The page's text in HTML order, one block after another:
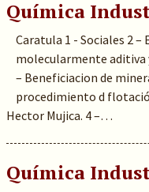
Química
Caratula 1 - Sociales 2 –
molecularmente aditiva
– Beneficiacion de
procedimiento d
Hector Mujica. 4 –…
Química